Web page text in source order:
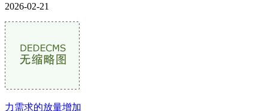
2026-02-21
力需求的放量增加